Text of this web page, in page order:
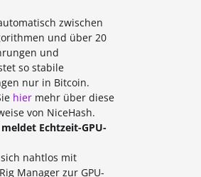
zwischen
und über 20
und
so stabile
nur in Bitcoin.
hier mehr über diese
von NiceHash.
Echtzeit-GPU-
nahtlos mit
Manager zur GPU-